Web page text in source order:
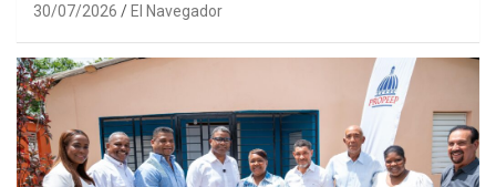
30/07/2026 El Navegador